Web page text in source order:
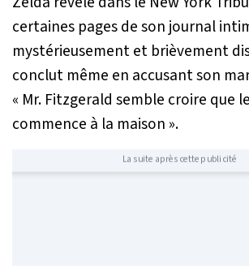
certaines pages de son journal
mystérieusement et brièvement
conclut même en accusant son
« Mr. Fitzgerald semble croire que
commence à la maison ».
La suite après cette publicité